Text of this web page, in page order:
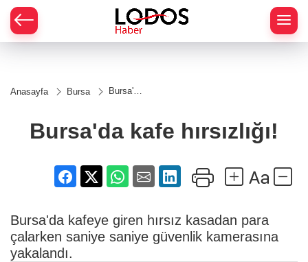
Anasayfa Bursa
Bursa'da
Bursa'da kafe hırsızlığı!
Bursa'da kafeye giren hırsız kasadan para
çalarken saniye saniye güvenlik kamerasına
yakalandı.